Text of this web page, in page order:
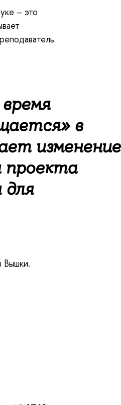
– это
в
изменение
проекта
для
Вышки.